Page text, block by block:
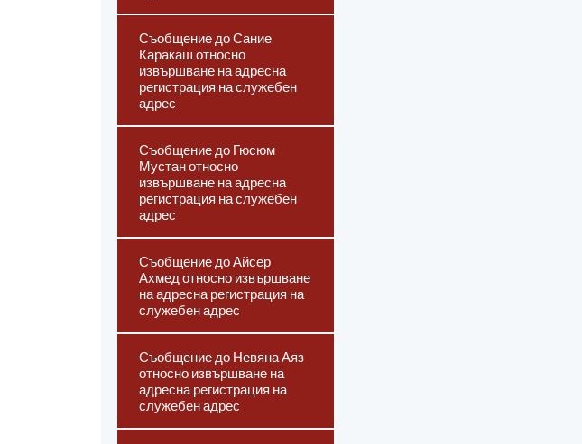
Съобщение до Сание
Каракаш относно
извършване на адресна
регистрация на служебен
адрес
Съобщение до Гюсюм
Мустан относно
извършване на адресна
регистрация на служебен
адрес
Съобщение до Айсер
Ахмед относно извършване
на адресна регистрация на
служебен адрес
Съобщение до Невяна Аяз
относно извършване на
адресна регистрация на
служебен адрес